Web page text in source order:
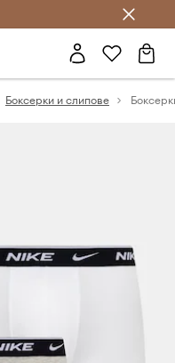
Club
Боксерки и слипове